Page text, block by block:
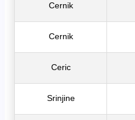
Cernik
Cernik
Ceric
Srinjine